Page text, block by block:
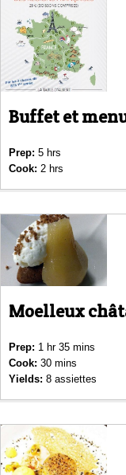
Buffet et
Prep: 5 hrs
Cook: 2 hrs
Moelleux
Prep: 1 hr 35 mins
Cook: 30 mins
Yields: 8 assiettes